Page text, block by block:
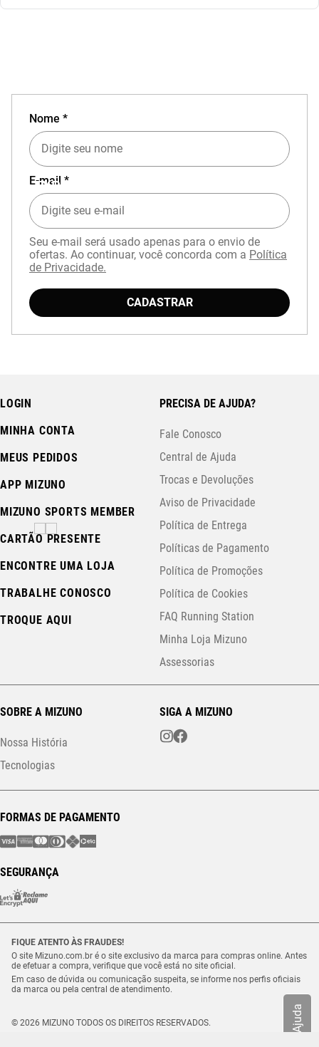
Ajuda
EXPERIÊNCIA MIZUNO NO APP
Nome *
E-mail *
Seu e-mail será usado apenas para o envio de
ofertas. Ao continuar, você concorda com a Política
de Privacidade.
CADASTRAR
LOGIN
MINHA CONTA
MEUS PEDIDOS
APP MIZUNO
MIZUNO SPORTS MEMBER
CARTÃO PRESENTE
ENCONTRE UMA LOJA
TRABALHE CONOSCO
TROQUE AQUI
PRECISA DE AJUDA?
Fale Conosco
Central de Ajuda
Trocas e Devoluções
Aviso de Privacidade
Política de Entrega
Políticas de Pagamento
Política de Promoções
Política de Cookies
FAQ Running Station
Minha Loja Mizuno
Assessorias
SOBRE A MIZUNO
Nossa História
Tecnologias
SIGA A MIZUNO
FORMAS DE PAGAMENTO
SEGURANÇA
FIQUE ATENTO ÀS FRAUDES!
O site Mizuno.com.br é o site exclusivo da marca para compras online. Antes
de efetuar a compra, verifique que você está no site oficial.
Em caso de dúvida ou comunicação suspeita, se informe nos perfis oficiais
da marca ou pela central de atendimento.
© 2026 MIZUNO TODOS OS DIREITOS RESERVADOS.